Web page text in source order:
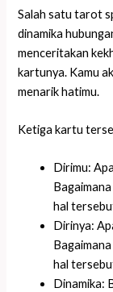
Salah satu tarot
dinamika
menceritakan
kartunya. Kamu
menarik hatimu.
Ketiga kartu
Dirimu:
hal
Dirinya:
hal
Dinamika: